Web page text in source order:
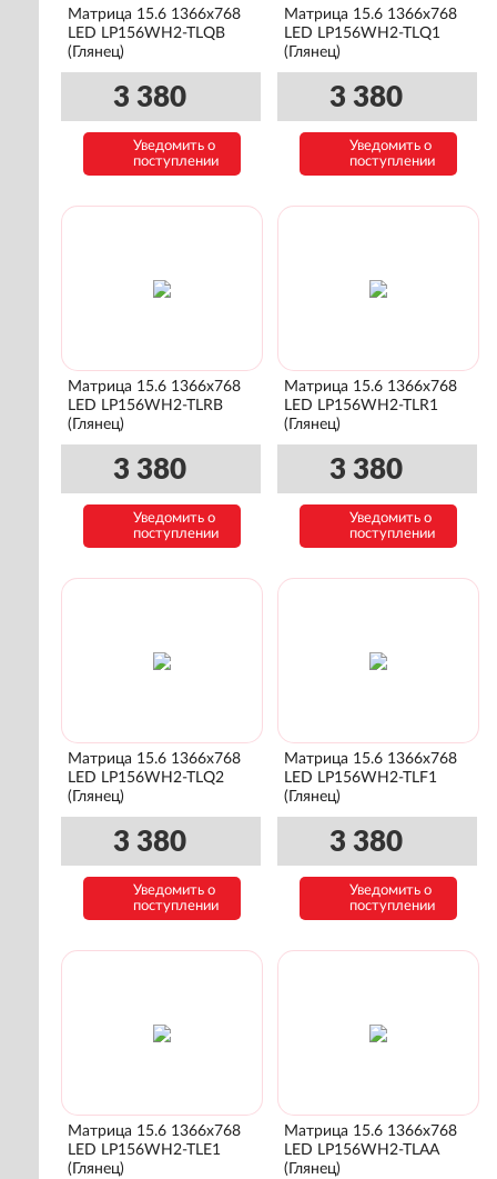
Матрица 15.6 1366x768
LED LP156WH2-TLQB
(Глянец)
3 380
Уведомить о
поступлении
Матрица 15.6 1366x768
LED LP156WH2-TLQ1
(Глянец)
3 380
Уведомить о
поступлении
Матрица 15.6 1366x768
LED LP156WH2-TLRB
(Глянец)
3 380
Уведомить о
поступлении
Матрица 15.6 1366x768
LED LP156WH2-TLR1
(Глянец)
3 380
Уведомить о
поступлении
Матрица 15.6 1366x768
LED LP156WH2-TLQ2
(Глянец)
3 380
Уведомить о
поступлении
Матрица 15.6 1366x768
LED LP156WH2-TLF1
(Глянец)
3 380
Уведомить о
поступлении
Матрица 15.6 1366x768
LED LP156WH2-TLE1
(Глянец)
Матрица 15.6 1366x768
LED LP156WH2-TLAA
(Глянец)